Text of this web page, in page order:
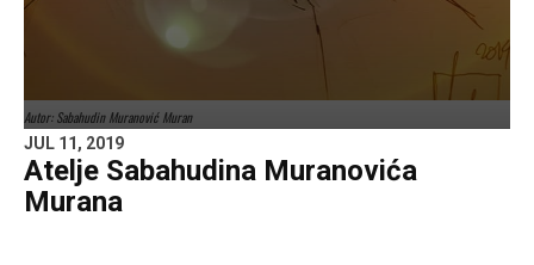
Autor: Sabahudin Muranović Muran
JUL 11, 2019
Atelje Sabahudina Muranovića
Murana